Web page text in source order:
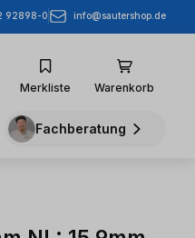
92898-0 info@sautershop.de
Merkliste Warenkorb
Fachberatung